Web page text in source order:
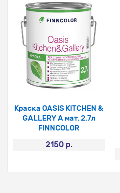
Краска OASIS KITCHEN &
GALLERY A мат. 2.7л
FINNCOLOR
2150 р.